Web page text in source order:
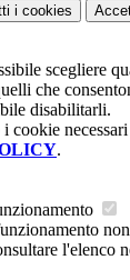
i cookies
scegliere
che
disabilitarli.
cookie
.
l'elenco